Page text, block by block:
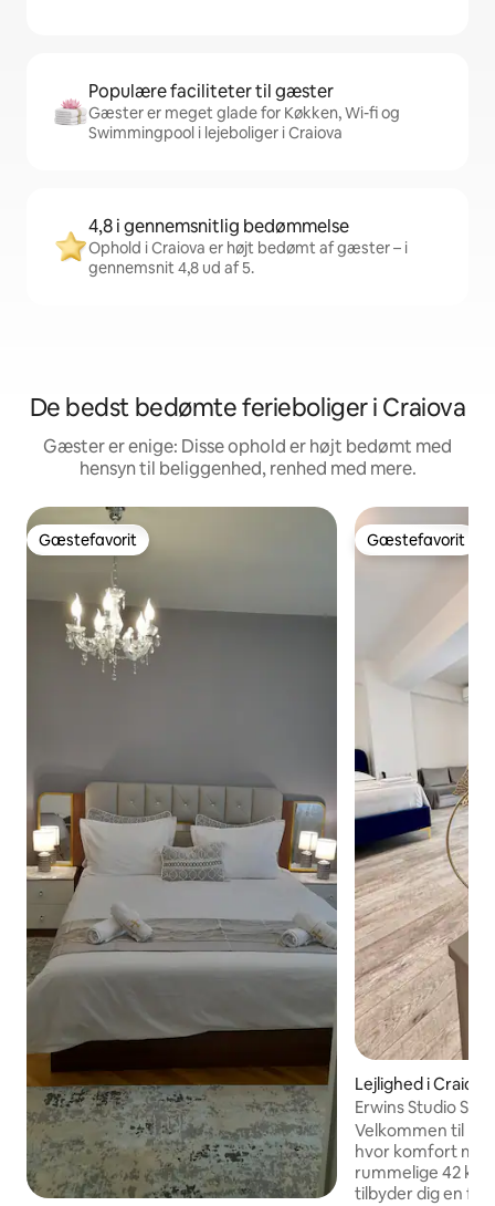
Populære faciliteter til gæster
Gæster er meget glade for Køkken, Wi-fi og
Swimmingpool i lejeboliger i Craiova
4,8 i gennemsnitlig bedømmelse
Ophold i Craiova er højt bedømt af gæster – i
gennemsnit 4,8 ud af 5.
De bedst bedømte ferieboliger i Craiova
Gæster er enige: Disse ophold er højt bedømt med
hensyn til beliggenhed, renhed med mere.
Gæstefavorit
Gæstefavorit Gæstefavorit
Gæstefavorit
Lejlighed i Craiova
Erwins Studio
Velkommen til
hvor komfort
rummelige 42
tilbyder dig en